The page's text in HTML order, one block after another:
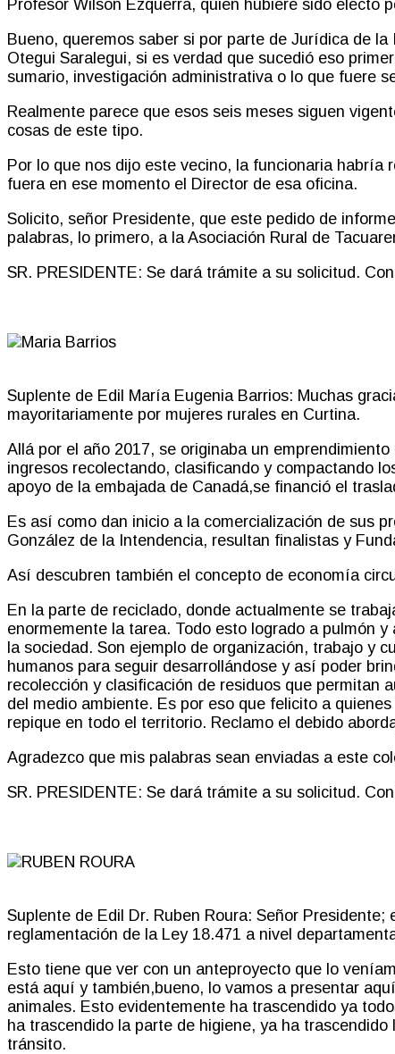
Profesor Wilson Ezquerra, quien hubiere sido electo
Bueno, queremos saber si por parte de Jurídica de
Otegui Saralegui, si es verdad que sucedió eso
sumario, investigación administrativa o lo que fuere
Realmente parece que esos seis meses siguen
cosas de este tipo.
Por lo que nos dijo este vecino, la funcionaria habría
fuera en ese momento el Director de esa oficina.
Solicito, señor Presidente, que este pedido de
palabras, lo primero, a la Asociación Rural de
SR. PRESIDENTE: Se dará trámite a su solicitud.
Suplente de Edil María Eugenia Barrios: Muchas
mayoritariamente por mujeres rurales en Curtina.
Allá por el año 2017, se originaba un
ingresos recolectando, clasificando y compactando
apoyo de la embajada de Canadá,se financió el
Es así como dan inicio a la comercialización de sus
González de la Intendencia, resultan finalistas y
Así descubren también el concepto de economía
En la parte de reciclado, donde actualmente se
enormemente la tarea. Todo esto logrado a pulmón
la sociedad. Son ejemplo de organización, trabajo y
humanos para seguir desarrollándose y así poder
recolección y clasificación de residuos que permitan
del medio ambiente. Es por eso que felicito a
repique en todo el territorio. Reclamo el debido
Agradezco que mis palabras sean enviadas a este
SR. PRESIDENTE: Se dará trámite a su solicitud.
Suplente de Edil Dr. Ruben Roura: Señor Presidente;
reglamentación de la Ley 18.471 a nivel
Esto tiene que ver con un anteproyecto que lo
está aquí y también,bueno, lo vamos a presentar
animales. Esto evidentemente ha trascendido ya
ha trascendido la parte de higiene, ya ha
tránsito.